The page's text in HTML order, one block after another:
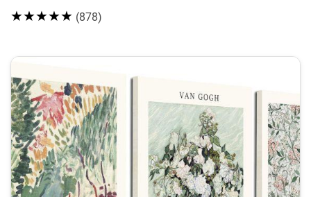
★★★★★ (878)